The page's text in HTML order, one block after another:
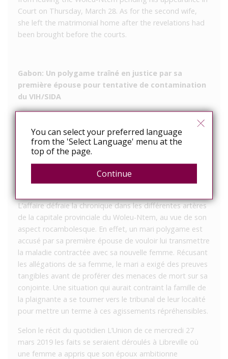
Court on Thursday, March 28. As for the second wife,
she left the matrimonial home after the revelations had
been brought before the courts.
Gabon: Un polygame traîné en justice par sa
première épouse pour tentative de contamination
du VIH/SIDA
de traduire son époux devant les tribunaux. Et pour
cause, elle le soupçonne d’avoir été contaminé par sa
seconde épouse qui serait porteuse du VIH/Sida et que
ce dernier tenterait de le lui transmettre. Interdit de
quitter la province, le mari comparaîtra ce jeudi 28 mars
2019 au tribunal d’Oyem.
L’affaire défraie la chronique dans les différentes artères
de la capitale provinciale du Woleu-Ntem, au vue de son
aspect rocambolesque. En effet, un mari polygame est
accusé par sa première épouse de vouloir lui transmettre
la maladie contractée avec sa nouvelle femme. Récusant
les allégations de sa femme, le mari a exigé des preuves
tangibles avant de proférer des menaces de mort sur sa
conjointe. Une situation qui aurait contraint la famille de
la plaignante a se tourner vers le tribunal de leur localité
pour mettre un terme à ces agissements répréhensibles.
Selon le récit du quotidien L’Union de ce mercredi 27
mars 2019 les faits se seraient déroulés à Libreville où
une femme a appris que son époux ambitionne
You can select your preferred language
from the 'Select Language' menu at the
top of the page.
Continue